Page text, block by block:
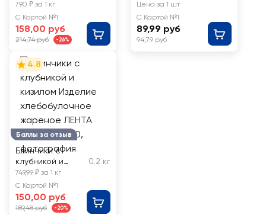
FRESH, весовые
790 ₽ за 1 кг
С Картой №1
158,00 руб
214,74 руб -26%
джемом МИРАТОРГ
Цена за 1 шт
С Картой №1
89,99 руб
94,79 руб
Баллы за отзыв
4.8
Блинчики с
клубникой и
кизилом Изделие
хлебобулочное
жареное ЛЕНТА
FRESH до 200
0.2 кг
749,99 ₽ за 1 кг
С Картой №1
150,00 руб
189,48 руб -20%